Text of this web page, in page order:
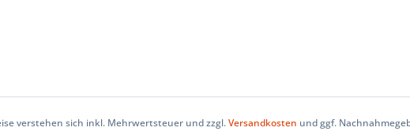
verstehen sich inkl. Mehrwertsteuer und zzgl.Versandkosten und ggf.